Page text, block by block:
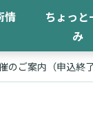
情
ちょっと
み
ご案内（申込終了